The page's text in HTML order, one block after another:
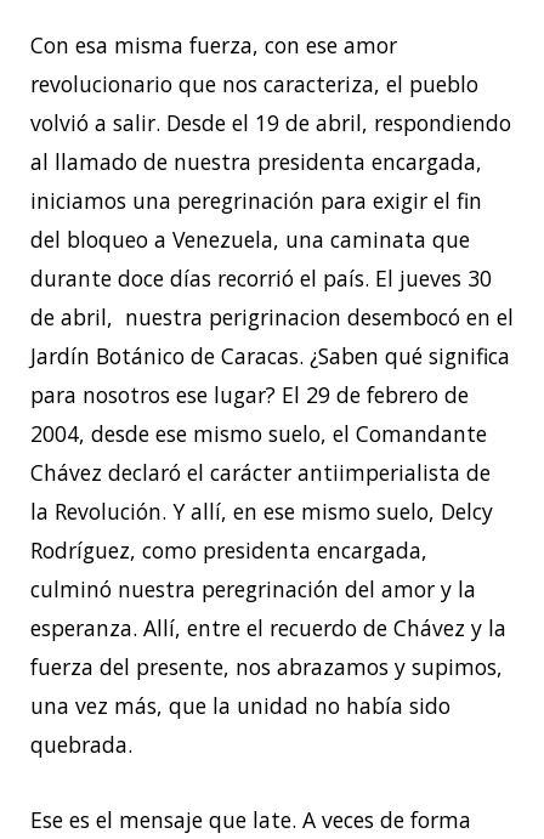
Con esa misma fuerza, con ese amor
revolucionario que nos caracteriza, el pueblo
volvió a salir. Desde el 19 de abril, respondiendo
al llamado de nuestra presidenta encargada,
iniciamos una peregrinación para exigir el fin
del bloqueo a Venezuela, una caminata que
durante doce días recorrió el país. El jueves 30
de abril, nuestra perigrinacion desembocó en el
Jardín Botánico de Caracas. ¿Saben qué significa
para nosotros ese lugar? El 29 de febrero de
2004, desde ese mismo suelo, el Comandante
Chávez declaró el carácter antiimperialista de
la Revolución. Y allí, en ese mismo suelo, Delcy
Rodríguez, como presidenta encargada,
culminó nuestra peregrinación del amor y la
esperanza. Allí, entre el recuerdo de Chávez y la
fuerza del presente, nos abrazamos y supimos,
una vez más, que la unidad no había sido
quebrada.
Ese es el mensaje que late. A veces de forma